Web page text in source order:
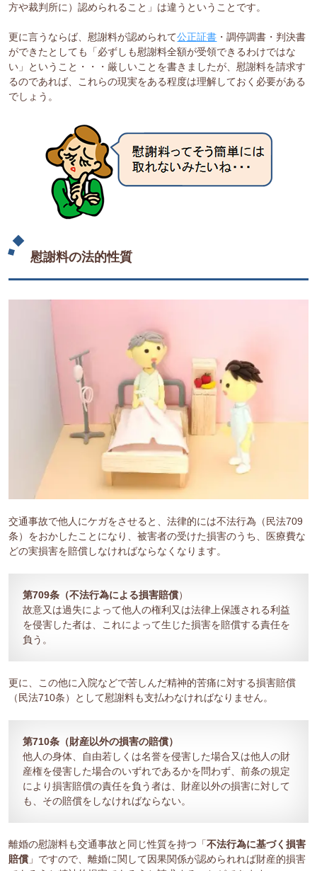
方や裁判所に）認められること」は違うということです。
更に言うならば、慰謝料が認められて公正証書 ・調停調書・判決書
ができたとしても「必ずしも慰謝料全額が受領できるわけではな
い」ということ・・・厳しいことを書きましたが、慰謝料を請求す
るのであれば、これらの現実をある程度は理解しておく必要がある
でしょう。
慰謝料の法的性質
交通事故で他人にケガをさせると、法律的には不法行為（民法709
条）をおかしたことになり、被害者の受けた損害のうち、医療費な
どの実損害を賠償しなければならなくなります。
第709条（不法行為による損害賠償）
故意又は過失によって他人の権利又は法律上保護される利益
を侵害した者は、これによって生じた損害を賠償する責任を
負う。
更に、この他に入院などで苦しんだ精神的苦痛に対する損害賠償
（民法710条）として慰謝料も支払わなければなりません。
第710条（財産以外の損害の賠償）
他人の身体、自由若しくは名誉を侵害した場合又は他人の財
産権を侵害した場合のいずれであるかを問わず、前条の規定
により損害賠償の責任を負う者は、財産以外の損害に対して
も、その賠償をしなければならない。
離婚の慰謝料も交通事故と同じ性質を持つ「不法行為に基づく損害
賠償 」ですので、離婚に関して因果関係が認められれば財産的損害